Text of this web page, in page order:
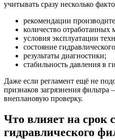
учитывать сразу несколько
рекомендации
количество отработанных
условия эксплуатации
состояние
результаты диагностики;
стабильность давления в
Даже если регламент ещё не
признаков загрязнения
внеплановую проверку.
Что влияет на срок
гидравлического